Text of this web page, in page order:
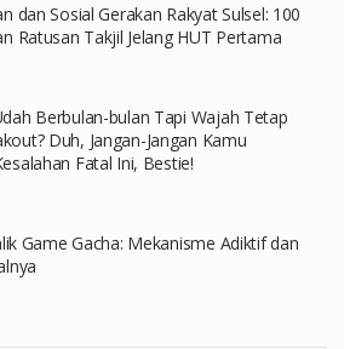
dan Sosial Gerakan Rakyat Sulsel: 100
Ratusan Takjil Jelang HUT Pertama
Berbulan-bulan Tapi Wajah Tetap
Duh, Jangan-Jangan Kamu
Fatal Ini, Bestie!
Game Gacha: Mekanisme Adiktif dan